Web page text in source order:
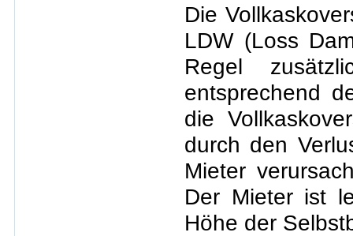
Die
LDW (Loss
Regel
entsprechend
die
durch den
Mieter
Der Mieter ist
Höhe der